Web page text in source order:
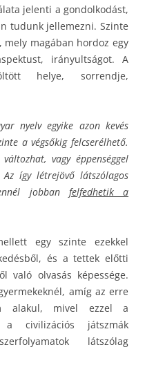
jelenti a gondolkodást,
tudunk jellemezni. Szinte
magában hordoz egy
irányultságot. A
helye, sorrendje,
nyelv egyike azon kevés
a végsőkig felcserélhető.
vagy éppenséggel
így létrejövő látszólagos
jobban felfedhetik a
egy szinte ezekkel
és a tettek előtti
való olvasás képessége.
amíg az erre
alakul, mivel ezzel a
a civilizációs játszmák
látszólag